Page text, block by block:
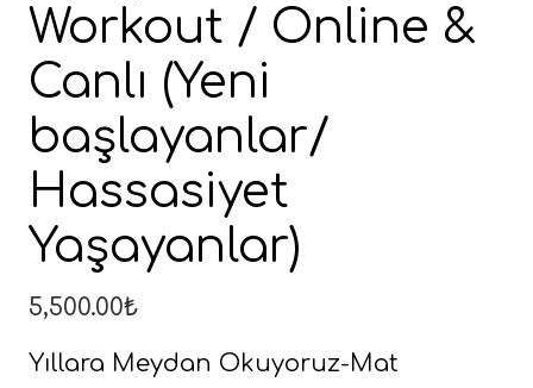
Workout / Online &
Canlı (Yeni
başlayanlar/
Hassasiyet
Yaşayanlar)
5,500.00₺
Yıllara Meydan Okuyoruz-Mat